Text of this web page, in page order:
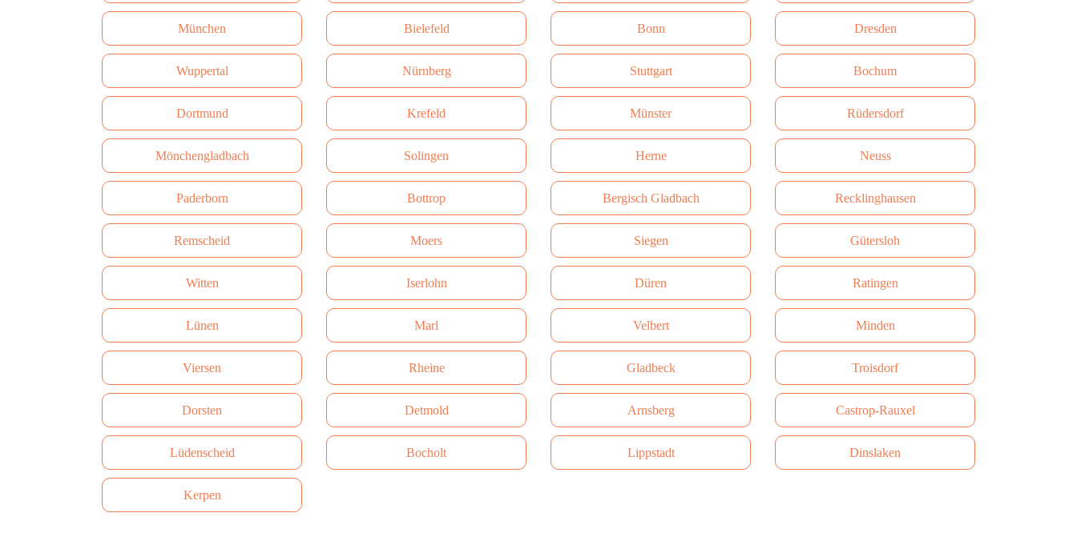
München Bielefeld Bonn Dresden
Wuppertal Nürnberg Stuttgart Bochum
Dortmund Krefeld Münster Rüdersdorf
Mönchengladbach Solingen Herne Neuss
Paderborn Bottrop Bergisch Gladbach Recklinghausen
Remscheid Moers Siegen Gütersloh
Witten Iserlohn Düren Ratingen
Lünen Marl Velbert Minden
Viersen Rheine Gladbeck Troisdorf
Dorsten Detmold Arnsberg Castrop-Rauxel
Lüdenscheid Bocholt Lippstadt Dinslaken
Kerpen